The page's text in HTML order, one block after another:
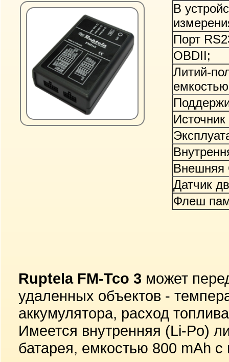
В
Порт
OBDII;
Литий-
Внешняя
Датчик
Флеш
Ruptela FM-Tco 3 может
удаленных объектов -
аккумулятора, расход
Имеется внутренняя (Li-Po)
батарея, емкостью 800 mAh